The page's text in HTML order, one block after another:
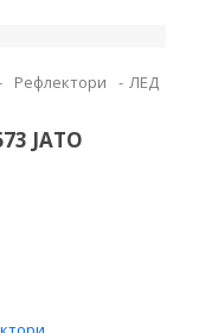
Рефлектори - ЛЕД
ЈАТО